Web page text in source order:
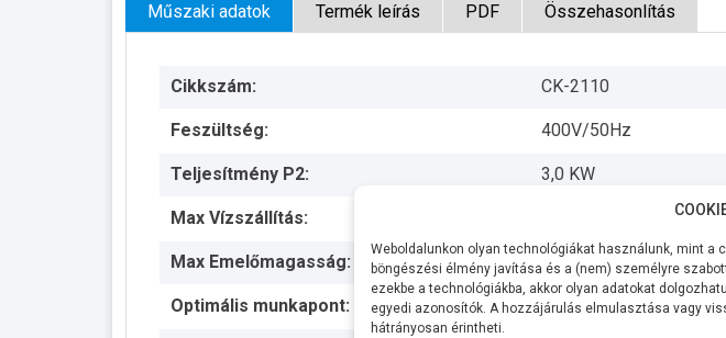
Műszaki adatok Termék leírás PDF Összehasonlítás
Cikkszám: CK-2110
Feszültség: 400V/50Hz
Teljesítmény P2: 3,0 KW
Max Vízszállítás:
Max Emelőmagasság: 8,3 méter
Optimális munkapont: 5,1 méteren 1000 liter/
Weboldalunkon olyan technológiákat használunk, mint
böngészési élmény javítása és a (nem) személyre
ezekbe a technológiákba, akkor olyan adatokat
egyedi azonosítók. A hozzájárulás elmulasztása vagy
hátrányosan érintheti.